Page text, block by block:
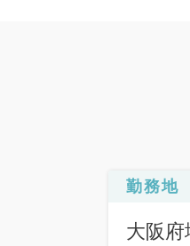
勤務地
大阪府